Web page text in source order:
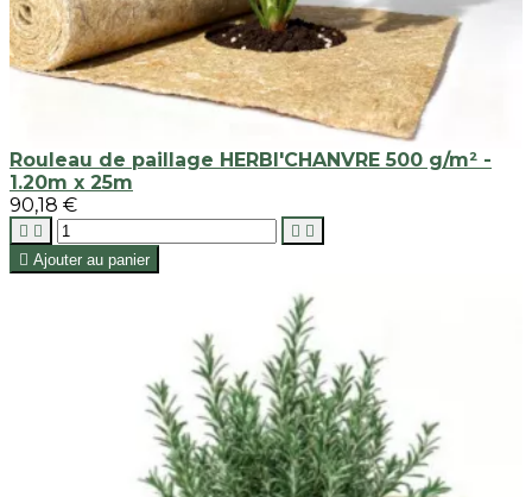
Rouleau de paillage HERBI'CHANVRE 500 g/m² -
1.20m x 25m
90,18 €
   
 Ajouter au panier